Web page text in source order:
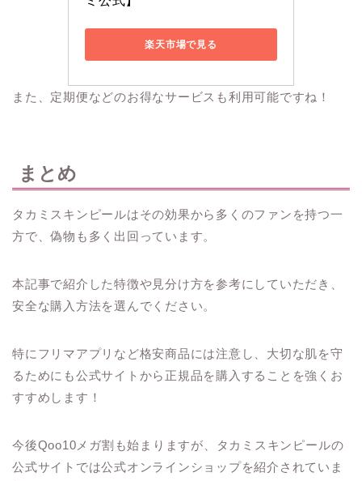
楽天市場で見る
また、定期便などのお得なサービスも利用可能ですね！
まとめ
タカミスキンピールはその効果から多くのファンを持つ一
方で、偽物も多く出回っています。
本記事で紹介した特徴や見分け方を参考にしていただき、
安全な購入方法を選んでください。
特にフリマアプリなど格安商品には注意し、大切な肌を守
るためにも公式サイトから正規品を購入することを強くお
すすめします！
今後Qoo10メガ割も始まりますが、タカミスキンピールの
公式サイトでは公式オンラインショップを紹介されていま